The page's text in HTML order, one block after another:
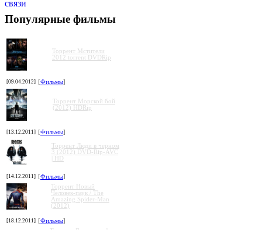
Популярные фильмы
Торрент Мстители
2012 torrent DVDRip
[09.04.2012] [Фильмы]
Торрент Морской бой
(2012) HDRip
[13.12.2011] [Фильмы]
Торрент Люди в черном
3 (2012) DVD-Rip-AVC
| HD
[14.12.2011] [Фильмы]
Торрент Новый
Человек-паук / The
Amazing Spider-Man
(2012)
[18.12.2011] [Фильмы]
»